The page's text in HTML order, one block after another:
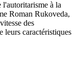
l'autoritarisme à la
Roman Rukoveda,
des
leurs caractéristiques